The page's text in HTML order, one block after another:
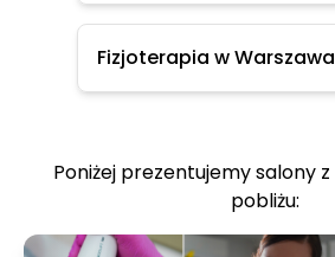
Fizjoterapia w Warszawa
Poniżej prezentujemy salony
pobliżu: